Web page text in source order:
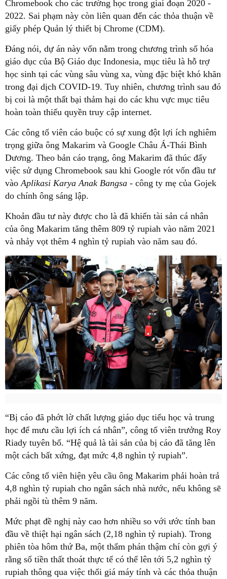
Chromebook cho các trường học trong giai đoạn 2020 -
2022. Sai phạm này còn liên quan đến các thỏa thuận về
giấy phép Quản lý thiết bị Chrome (CDM).
Đáng nói, dự án này vốn nằm trong chương trình số hóa
giáo dục của Bộ Giáo dục Indonesia, mục tiêu là hỗ trợ
học sinh tại các vùng sâu vùng xa, vùng đặc biệt khó khăn
trong đại dịch COVID-19. Tuy nhiên, chương trình sau đó
bị coi là một thất bại thảm hại do các khu vực mục tiêu
hoàn toàn thiếu quyền truy cập internet.
Các công tố viên cáo buộc có sự xung đột lợi ích nghiêm
trọng giữa ông Makarim và Google Châu Á-Thái Bình
Dương. Theo bản cáo trạng, ông Makarim đã thúc đẩy
việc sử dụng Chromebook sau khi Google rót vốn đầu tư
vàoAplikasi Karya Anak Bangsa - công ty mẹ của Gojek
do chính ông sáng lập.
Khoản đầu tư này được cho là đã khiến tài sản cá nhân
của ông Makarim tăng thêm 809 tỷ rupiah vào năm 2021
và nhảy vọt thêm 4 nghìn tỷ rupiah vào năm sau đó.
“Bị cáo đã phớt lờ chất lượng giáo dục tiểu học và trung
học để mưu cầu lợi ích cá nhân”, công tố viên trưởng Roy
Riady tuyên bố. “Hệ quả là tài sản của bị cáo đã tăng lên
một cách bất xứng, đạt mức 4,8 nghìn tỷ rupiah”.
Các công tố viên hiện yêu cầu ông Makarim phải hoàn trả
4,8 nghìn tỷ rupiah cho ngân sách nhà nước, nếu không sẽ
phải ngồi tù thêm 9 năm.
Mức phạt đề nghị này cao hơn nhiều so với ước tính ban
đầu về thiệt hại ngân sách (2,18 nghìn tỷ rupiah). Trong
phiên tòa hôm thứ Ba, một thẩm phán thậm chí còn gợi ý
rằng số tiền thất thoát thực tế có thể lên tới 5,2 nghìn tỷ
rupiah thông qua việc thổi giá máy tính và các thỏa thuận